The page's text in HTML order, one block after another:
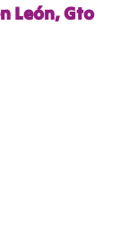
León, Gto